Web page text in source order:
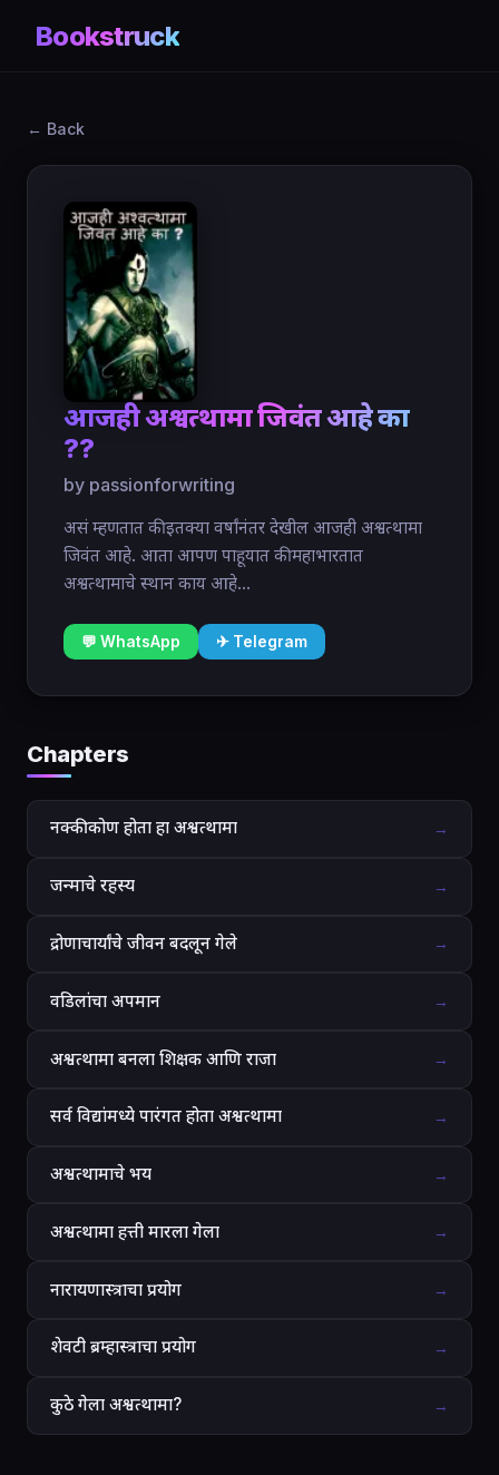
Bookstruck
← Back
आजही अश्वत्थामा जिवंत आहे का
??
by passionforwriting
असं म्हणतात की इतक्या वर्षांनंतर देखील आजही अश्वत्थामा
जिवंत आहे. आता आपण पाहूयात की महाभारतात
अश्वत्थामाचे स्थान काय आहे...
💬 WhatsApp ✈ Telegram
Chapters
नक्की कोण होता हा अश्वत्थामा →
जन्माचे रहस्य →
द्रोणाचार्यांचे जीवन बदलून गेले →
वडिलांचा अपमान →
अश्वत्थामा बनला शिक्षक आणि राजा →
सर्व विद्यांमध्ये पारंगत होता अश्वत्थामा →
अश्वत्थामाचे भय →
अश्वत्थामा हत्ती मारला गेला →
नारायणास्त्राचा प्रयोग →
शेवटी ब्रम्हास्त्राचा प्रयोग →
कुठे गेला अश्वत्थामा? →